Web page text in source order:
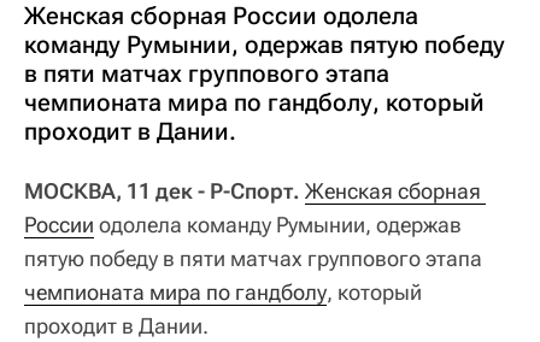
Женская сборная России одолела
команду Румынии, одержав пятую победу
в пяти матчах группового этапа
чемпионата мира по гандболу, который
проходит в Дании.
МОСКВА, 11 дек - Р-Спорт. Женская сборная
России одолела команду Румынии, одержав
пятую победу в пяти матчах группового этапа
чемпионата мира по гандболу, который
проходит в Дании.